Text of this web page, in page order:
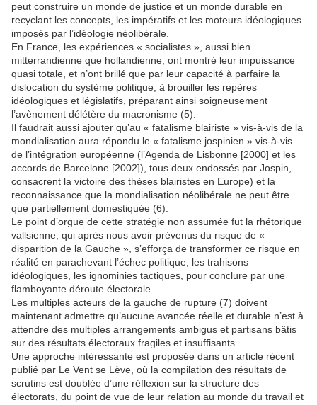
peut construire un monde de justice et un monde durable en
recyclant les concepts, les impératifs et les moteurs idéologiques
imposés par l’idéologie néolibérale.
En France, les expériences « socialistes », aussi bien
mitterrandienne que hollandienne, ont montré leur impuissance
quasi totale, et n’ont brillé que par leur capacité à parfaire la
dislocation du système politique, à brouiller les repères
idéologiques et législatifs, préparant ainsi soigneusement
l’avènement délétère du macronisme (5).
Il faudrait aussi ajouter qu’au « fatalisme blairiste » vis-à-vis de la
mondialisation aura répondu le « fatalisme jospinien » vis-à-vis
de l’intégration européenne (l’Agenda de Lisbonne [2000] et les
accords de Barcelone [2002]), tous deux endossés par Jospin,
consacrent la victoire des thèses blairistes en Europe) et la
reconnaissance que la mondialisation néolibérale ne peut être
que partiellement domestiquée (6).
Le point d’orgue de cette stratégie non assumée fut la rhétorique
vallsienne, qui après nous avoir prévenus du risque de «
disparition de la Gauche », s’efforça de transformer ce risque en
réalité en parachevant l’échec politique, les trahisons
idéologiques, les ignominies tactiques, pour conclure par une
flamboyante déroute électorale.
Les multiples acteurs de la gauche de rupture (7) doivent
maintenant admettre qu’aucune avancée réelle et durable n’est à
attendre des multiples arrangements ambigus et partisans bâtis
sur des résultats électoraux fragiles et insuffisants.
Une approche intéressante est proposée dans un article récent
publié par Le Vent se Lève, où la compilation des résultats de
scrutins est doublée d’une réflexion sur la structure des
électorats, du point de vue de leur relation au monde du travail et